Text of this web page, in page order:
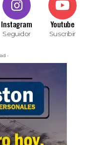
Instagram
Seguidor
Youtube
Suscribir
-